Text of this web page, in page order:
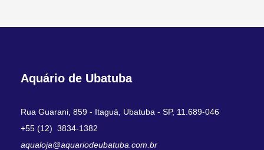
Aquário de Ubatuba
Rua Guarani, 859 - Itaguá, Ubatuba - SP, 11.689-046
+55 (12) 3834-1382
aqualoja@aquariodeubatuba.com.br